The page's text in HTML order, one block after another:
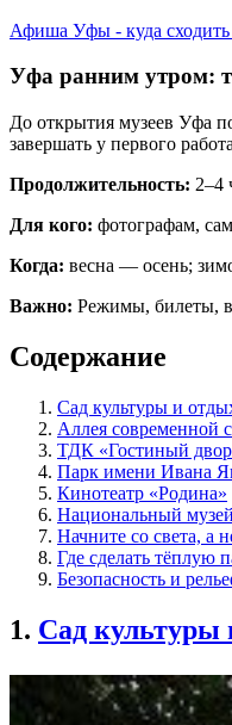
Афиша Уфы - куда сходить
Уфа ранним утром:
До открытия музеев Уфа
завершать у первого
Продолжительность: 2–4
Для кого: фотографам,
Когда: весна — осень;
Важно: Режимы, билеты,
Содержание
Сад культуры и
Аллея современной
ТДК «Гостиный
Парк имени Ивана
Кинотеатр «Родина»
Национальный
Начните со света, а
Где сделать тёплую
Безопасность и
1. Сад культуры